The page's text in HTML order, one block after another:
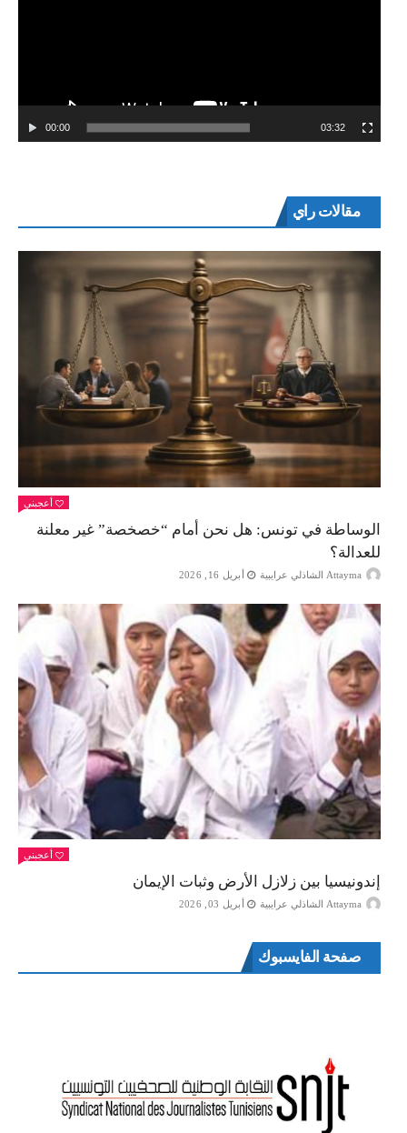
00:00 03:32
مقالات راي
أعجبني
الوساطة في تونس: هل نحن أمام “خصخصة” غير معلنة
للعدالة؟
Attayma الشاذلي عرايبية أبريل 16, 2026
أعجبني
إندونيسيا بين زلازل الأرض وثبات الإيمان
Attayma الشاذلي عرايبية أبريل 03, 2026
صفحة الفايسبوك